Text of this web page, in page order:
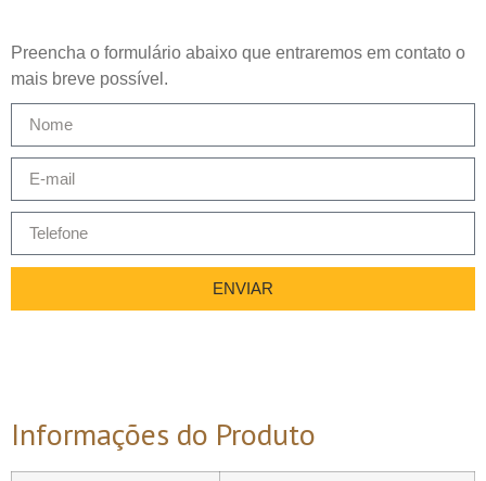
Preencha o formulário abaixo que entraremos em contato o
mais breve possível.
ENVIAR
Informações do Produto